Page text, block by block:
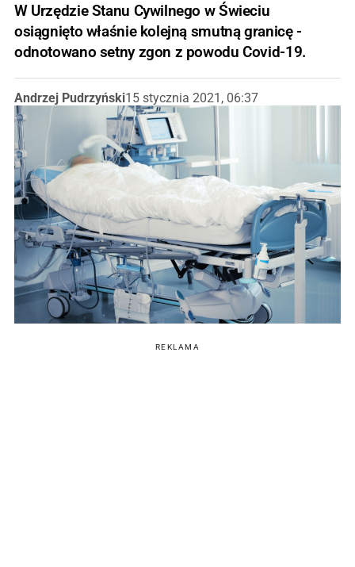
W Urzędzie Stanu Cywilnego w Świeciu
osiągnięto właśnie kolejną smutną granicę -
odnotowano setny zgon z powodu Covid-19.
Andrzej Pudrzyński15 stycznia 2021, 06:37
REKLAMA